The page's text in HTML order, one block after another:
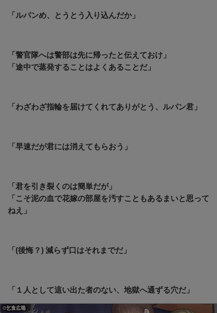
「ルパンめ、とうとう入り込んだか」
「警官隊へは警部は先に帰ったと伝えておけ」
「途中で蒸発することはよくあることだ」
「わざわざ指輪を届けてくれてありがとう、ルパン君」
「早速だが君には消えてもらおう」
「君を引き裂くのは簡単だが」
「こそ泥の血で花嫁の部屋を汚すこともあるまいと思って
ねえ」
「(後悔？) 減らず口はそれまでだ」
「１人として這い出た者のない、地獄へ通ずる穴だ」